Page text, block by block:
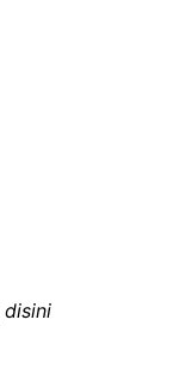
disini